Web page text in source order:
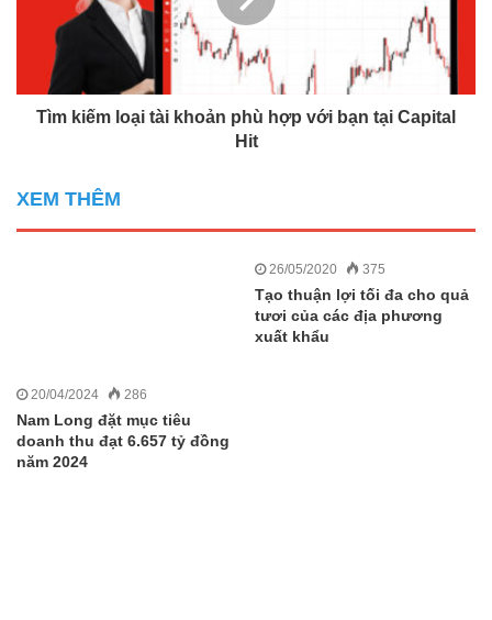
Tìm kiếm loại tài khoản phù hợp với bạn tại Capital
Hit
XEM THÊM
20/04/2024 286
Nam Long đặt mục tiêu
doanh thu đạt 6.657 tỷ đồng
năm 2024
26/05/2020 375
Tạo thuận lợi tối đa cho quả
tươi của các địa phương
xuất khẩu